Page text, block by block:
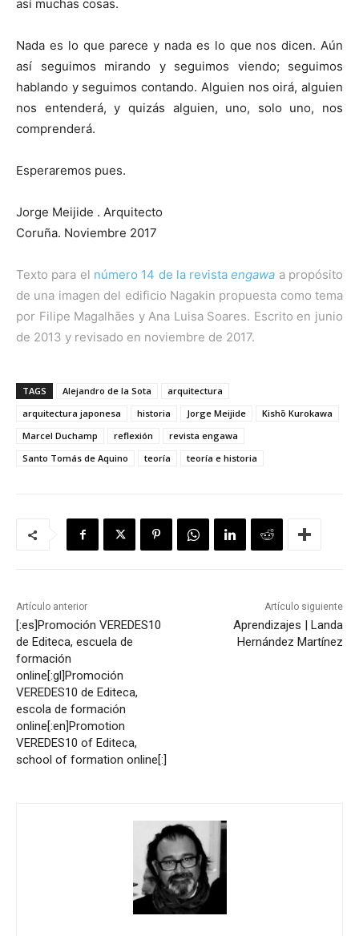
así muchas cosas.
Nada es lo que parece y nada es lo que nos dicen. Aún
así seguimos mirando y seguimos viendo; seguimos
hablando y seguimos contando. Alguien nos oirá, alguien
nos entenderá, y quizás alguien, uno, solo uno, nos
comprenderá.
Esperaremos pues.
Jorge Meijide . Arquitecto
Coruña. Noviembre 2017
Texto para el número 14 de la revistaengawa a propósito
de una imagen del edificio Nagakin propuesta como tema
por Filipe Magalhāes y Ana Luisa Soares. Escrito en junio
de 2013 y revisado en noviembre de 2017.
TAGS Alejandro de la Sota
arquitectura
arquitectura japonesa
historia Jorge Meijide
Kishō Kurokawa​
Marcel Duchamp
reflexión
revista engawa
Santo Tomás de Aquino
teoría teoría e historia
Artículo anterior
[:es]Promoción VEREDES10
de Editeca, escuela de
formación
online[:gl]Promoción
VEREDES10 de Editeca,
escola de formación
online[:en]Promotion
VEREDES10 of Editeca,
school of formation online[:]
Artículo siguiente
Aprendizajes | Landa
Hernández Martínez